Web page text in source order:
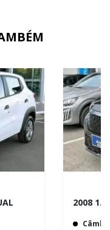
2008 1.0